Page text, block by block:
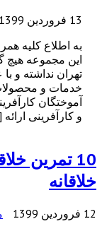
13 فروردین 1399
این مجموعه هیچ
تهران نداشته و
خدمات و
آموختگان
و کارآفرینی
10 تمرین
خلاقانه
12 فروردین 1399